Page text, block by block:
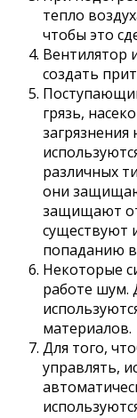
тепло
чтобы это
Вентилятор
создать
грязь,
различных
они
защищают от
существуют
попаданию
Некоторые
работе шум.
материалов.
Для того,
управлять,